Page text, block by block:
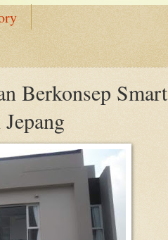
Berkonsep Smart